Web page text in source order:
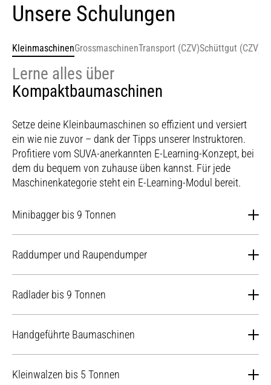
Unsere Schulungen
KleinmaschinenGrossmaschinenTransport (CZV)Schüttgut (CZV)
Lerne alles über
Kompaktbaumaschinen
Setze deine Kleinbaumaschinen so effizient und versiert
ein wie nie zuvor – dank der Tipps unserer Instruktoren.
Profitiere vom SUVA-anerkannten E-Learning-Konzept, bei
dem du bequem von zuhause üben kannst. Für jede
Maschinenkategorie steht ein E-Learning-Modul bereit.
Minibagger bis 9 Tonnen
Zielpublikum
Baumaschinenführer: innen die den Ausweis nach den
gesetzlichen Bestimmungen, nach VUV Art.6 und 8 sowie
dem Baumaschinenführerreglement erlangen wollen.
Raddumper und Raupendumper
Zielpublikum
Baumaschinenführer: innen die den Ausweis nach den
Radlader bis 9 Tonnen
Handgeführte Baumaschinen
Kleinwalzen bis 5 Tonnen